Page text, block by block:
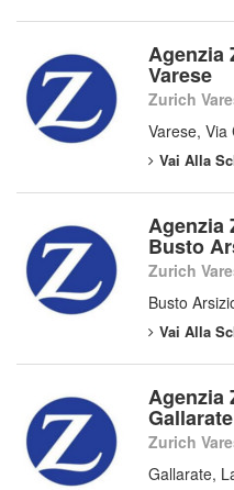
Agenzia
Varese
Zurich
Varese, Via
Vai Alla
Agenzia
Busto
Zurich
Busto
Vai Alla
Agenzia
Gallarate
Zurich
Gallarate,